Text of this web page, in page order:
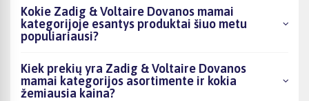
Kokie Zadig & Voltaire Dovanos mamai
kategorijoje esantys produktai šiuo metu
populiariausi?
Kiek prekių yra Zadig & Voltaire Dovanos
mamai kategorijos asortimente ir kokia
žemiausia kaina?